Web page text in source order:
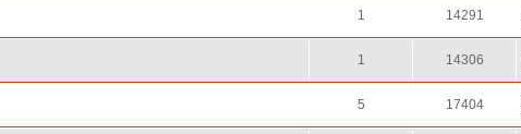
1 14291
1 14306
5 17404